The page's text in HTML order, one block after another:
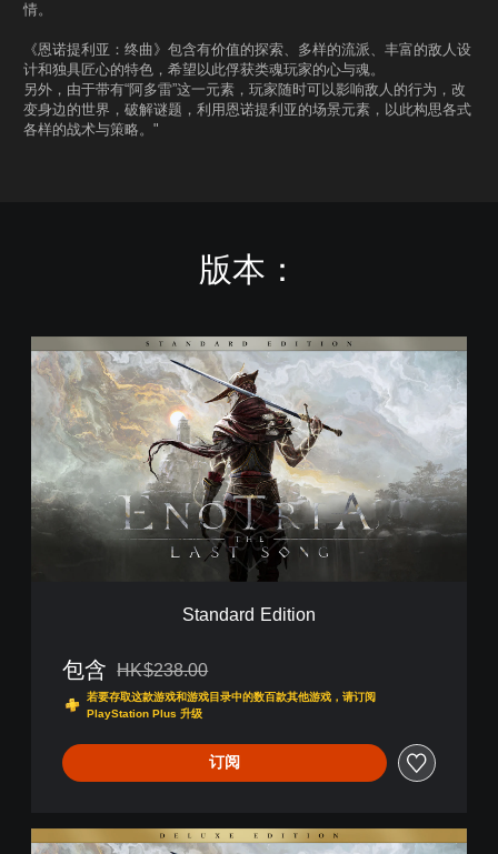
情。
《恩诺提利亚：终曲》包含有价值的探索、多样的流派、丰富的敌人设
计和独具匠心的特色，希望以此俘获类魂玩家的心与魂。
另外，由于带有“阿多雷”这一元素，玩家随时可以影响敌人的行为，改
变身边的世界，破解谜题，利用恩诺提利亚的场景元素，以此构思各式
各样的战术与策略。"
版本：
S
t
r
d
E
Standard Edition
包含 从原价HK$238.00折扣优惠
HK$238.00
若要存取这款游戏和游戏目录中的数百款其他游戏，请订阅
PlayStation Plus 升级
订阅
D